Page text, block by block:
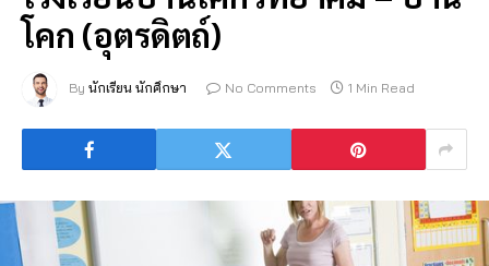
โคก (อุตรดิตถ์)
By นักเรียน นักศึกษา No Comments 1 Min Read